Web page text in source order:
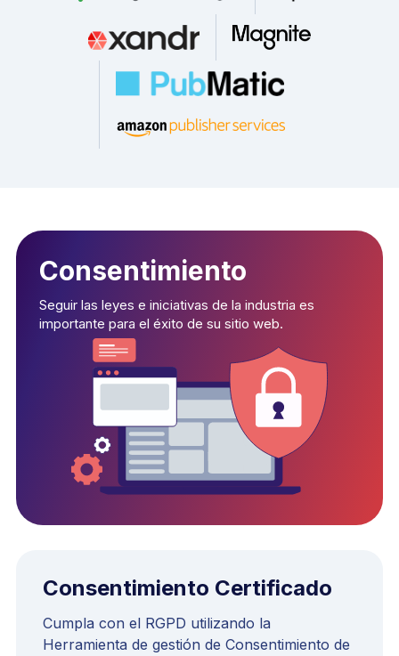
Consentimiento
Seguir las leyes e iniciativas de la industria es
importante para el éxito de su sitio web.
Consentimiento Certificado
Cumpla con el RGPD utilizando la
Herramienta de gestión de Consentimiento de